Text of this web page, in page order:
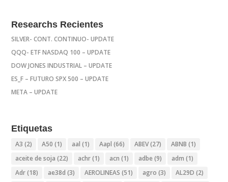
Researchs Recientes
SILVER- CONT. CONTINUO- UPDATE
QQQ- ETF NASDAQ 100 – UPDATE
DOW JONES INDUSTRIAL – UPDATE
ES_F – FUTURO SPX 500 – UPDATE
META – UPDATE
Etiquetas
A3 (2) A50 (1) aal (1) Aapl (66) ABEV(27) ABNB (1)
aceite de soja (22) achr(1) acn (1) adbe (9) adm (1)
Adr(18) ae38d (3) AEROLINEAS (51) agro (3) AL29D (2)